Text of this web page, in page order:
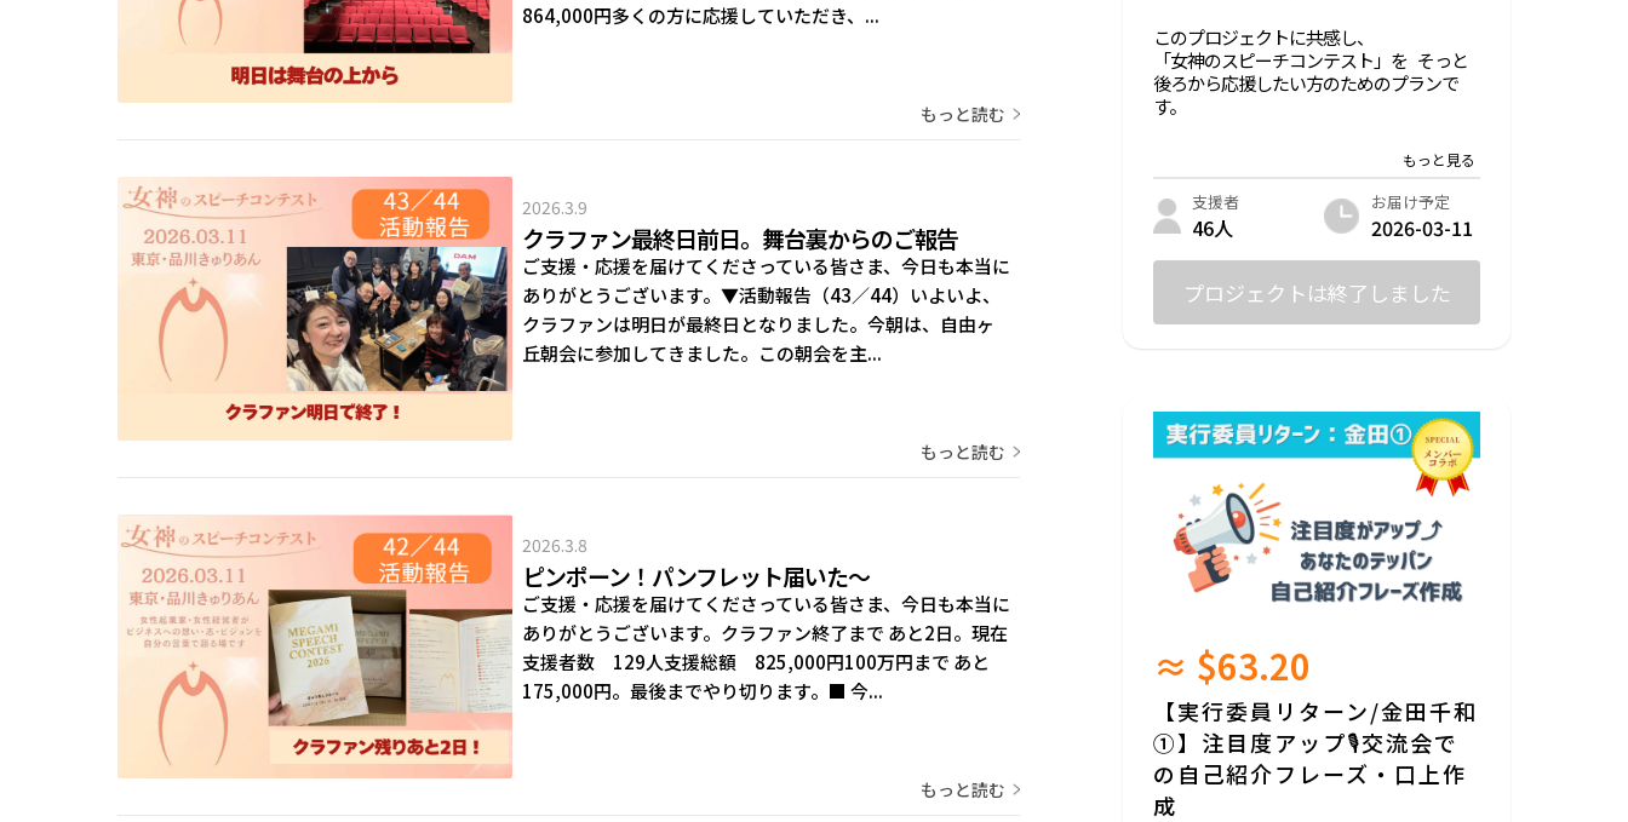
864,000円多くの方に応援していただき、...
もっと読む
2026.3.9
クラファン最終日前日。舞台裏からのご報告
ご支援・応援を届けてくださっている皆さま、今日も本当に
ありがとうございます。▼活動報告（43／44）いよいよ、
クラファンは明日が最終日となりました。今朝は、自由ヶ
丘朝会に参加してきました。この朝会を主...
もっと読む
2026.3.8
ピンポーン！パンフレット届いた～
ご支援・応援を届けてくださっている皆さま、今日も本当に
ありがとうございます。クラファン終了まで あと2日。現在
支援者数 129人支援総額 825,000円100万円まで あと
175,000円。最後までやり切ります。■ 今...
もっと読む
このプロジェクトに共感し、
「女神のスピーチコンテスト」を そっと
後ろから応援したい方のためのプランで
す。
ご支援いただいた方には、 SNSやこのフ
ォーグッドでの活動報告を通じて、
プロジェクトの歩みをお届けします。
無理のない形で、想いに参加したい方にお
すすめです。
何口でもご支援いただけます。
※本枠には、パンフレット・小冊子等への
お名前掲載、
チーム女神からのご案内は含まれませ
※当日の観覧は無料です。
支援者
46人
お届け予定
2026-03-11
プロジェクトは終了しました
≈ $63.20
【実行委員リターン/金田千和
①】注目度アップ🎙️交流会で
の自己紹介フレーズ・口上作
成